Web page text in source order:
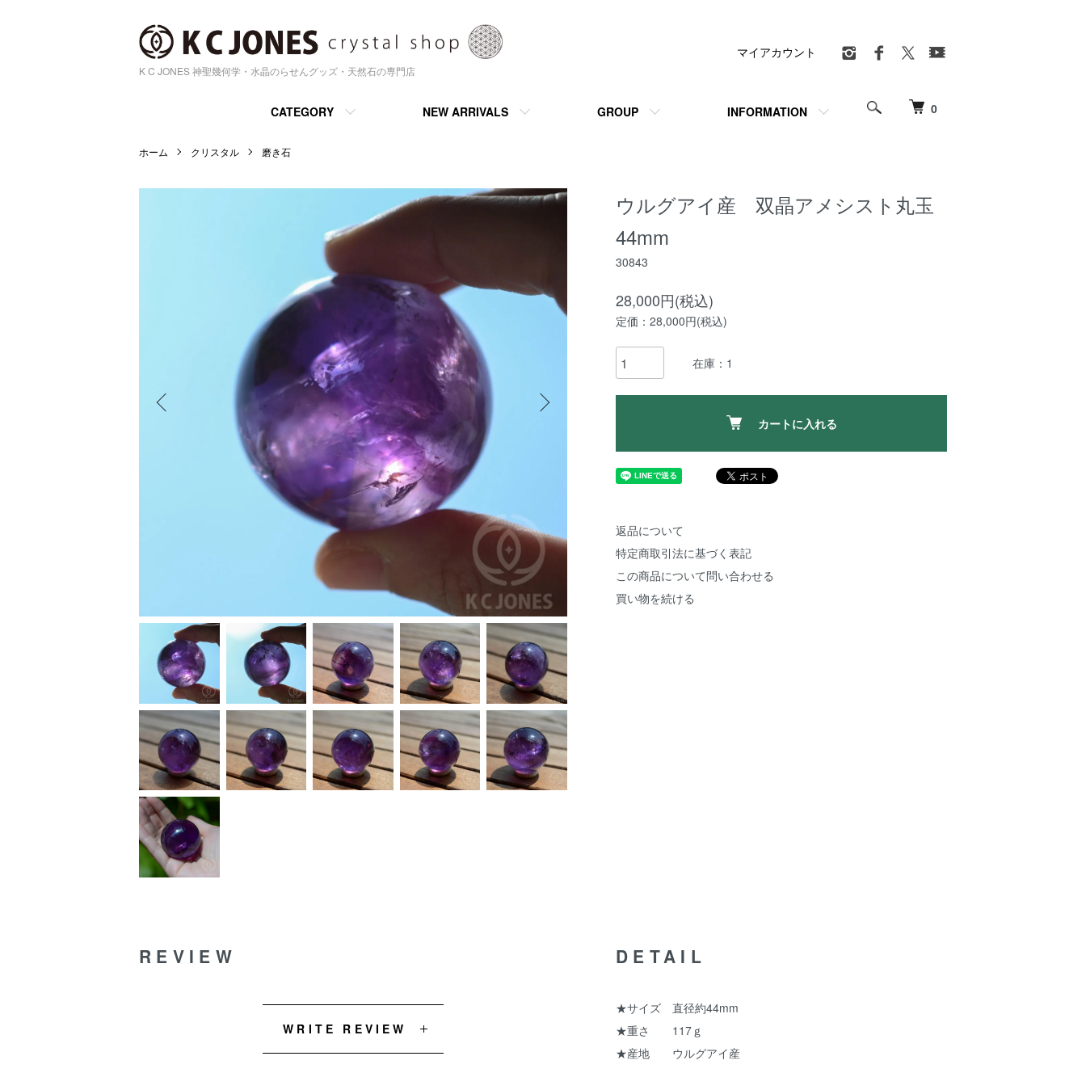
K C JONES 神聖幾何学・水晶のらせんグッズ・天然石の専門店
0
CATEGORY NEW ARRIVALS GROUP INFORMATION
マイアカウント
ホーム クリスタル 磨き石
ウルグアイ産 双晶アメシスト丸玉
44mm
30843
28,000円(税込)
定価：28,000円(税込)
在庫：1
カートに入れる
返品について
特定商取引法に基づく表記
この商品について問い合わせる
買い物を続ける
DETAIL
★サイズ 直径約44mm
★重さ 117ｇ
★産地 ウルグアイ産
REVIEW
WRITE REVIEW